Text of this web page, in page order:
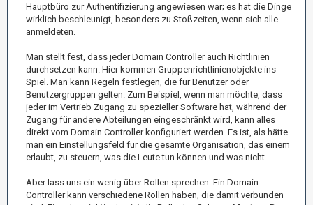
Hauptbüro zur Authentifizierung angewiesen war; es hat die Dinge
wirklich beschleunigt, besonders zu Stoßzeiten, wenn sich alle
anmeldeten.
Man stellt fest, dass jeder Domain Controller auch Richtlinien
durchsetzen kann. Hier kommen Gruppenrichtlinienobjekte ins
Spiel. Man kann Regeln festlegen, die für Benutzer oder
Benutzergruppen gelten. Zum Beispiel, wenn man möchte, dass
jeder im Vertrieb Zugang zu spezieller Software hat, während der
Zugang für andere Abteilungen eingeschränkt wird, kann alles
direkt vom Domain Controller konfiguriert werden. Es ist, als hätte
man ein Einstellungsfeld für die gesamte Organisation, das einem
erlaubt, zu steuern, was die Leute tun können und was nicht.
Aber lass uns ein wenig über Rollen sprechen. Ein Domain
Controller kann verschiedene Rollen haben, die damit verbunden